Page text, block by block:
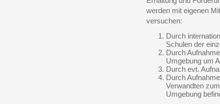
werden mit eigenen
versuchen:
Durch
Schulen der
Durch
Umgebung um
Durch evt.
Durch
Verwandten
Umgebung